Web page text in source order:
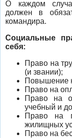
О каждом
должен в
командира.
Социальные
себя:
Право на
(и звании);
Повышение
Право на
Право на
учебный и
Право на
жилищных
Право на